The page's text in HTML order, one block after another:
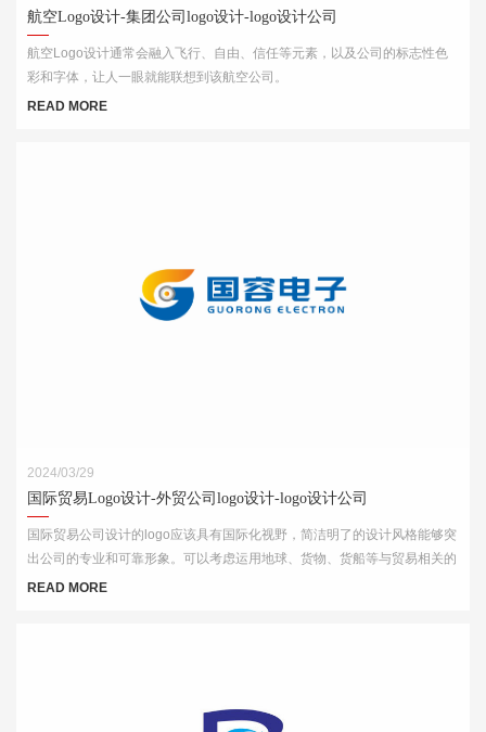
航空Logo设计-集团公司logo设计-logo设计公司
航空Logo设计通常会融入飞行、自由、信任等元素，以及公司的标志性色
彩和字体，让人一眼就能联想到该航空公司。
READ MORE
2024/03/29
国际贸易Logo设计-外贸公司logo设计-logo设计公司
国际贸易公司设计的logo应该具有国际化视野，简洁明了的设计风格能够突
出公司的专业和可靠形象。可以考虑运用地球、货物、货船等与贸易相关的
元素，结合简洁的字体和线条，突出公司的国际化特点。
READ MORE